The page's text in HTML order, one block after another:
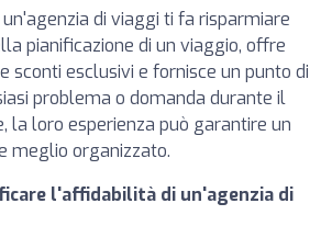
di viaggi ti fa risparmiare
pianificazione di un viaggio, offre
sconti esclusivi e fornisce un punto di
problema o domanda durante il
la loro esperienza può garantire un
meglio organizzato.
l'affidabilità di un'agenzia di